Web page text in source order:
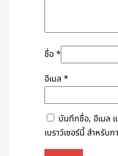
ชื่อ*
อีเมล*
บันทึกชื่อ, อีเมล
เบราว์เซอร์นี้ สำหรับ